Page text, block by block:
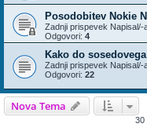
Posodobitev Nokie
Zadnji prispevek Napisal/-
Odgovori: 4
Kako do
Zadnji prispevek Napisal/-
Odgovori: 22
Nova Tema
30